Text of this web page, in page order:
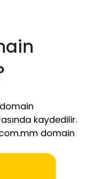
kaydedilir.
domain